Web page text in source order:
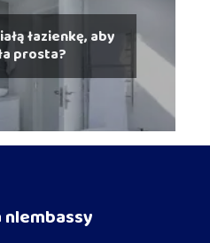
łazienkę, aby
prosta?